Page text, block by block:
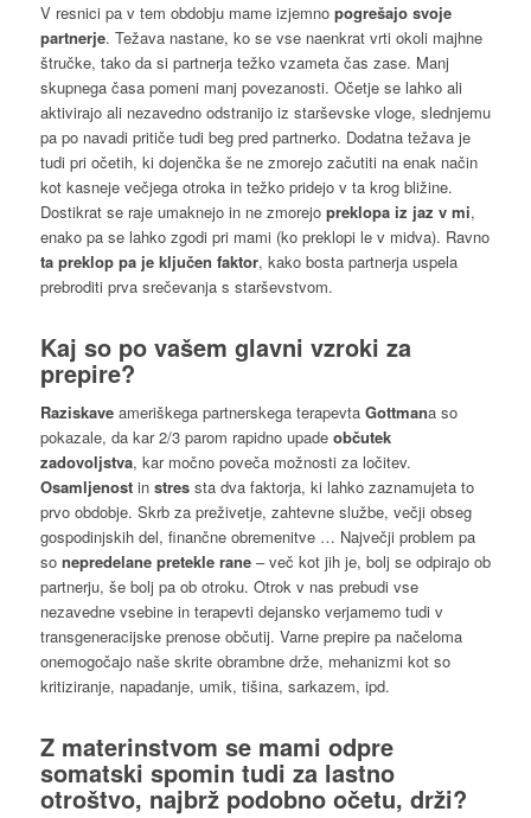
V resnici pa v tem obdobju mame izjemno pogrešajo svoje
partnerje. Težava nastane, ko se vse naenkrat vrti okoli majhne
štručke, tako da si partnerja težko vzameta čas zase. Manj
skupnega časa pomeni manj povezanosti. Očetje se lahko ali
aktivirajo ali nezavedno odstranijo iz starševske vloge, slednjemu
pa po navadi pritiče tudi beg pred partnerko. Dodatna težava je
tudi pri očetih, ki dojenčka še ne zmorejo začutiti na enak način
kot kasneje večjega otroka in težko pridejo v ta krog bližine.
Dostikrat se raje umaknejo in ne zmorejo preklopa iz jaz v mi,
enako pa se lahko zgodi pri mami (ko preklopi le v midva). Ravno
ta preklop pa je ključen faktor, kako bosta partnerja uspela
prebroditi prva srečevanja s starševstvom.
Kaj so po vašem glavni vzroki za
prepire?
Raziskaveameriškega partnerskega terapevta Gottmana so
pokazale, da kar 2/3 parom rapidno upade občutek
zadovoljstva, kar močno poveča možnosti za ločitev.
Osamljenostin stressta dva faktorja, ki lahko zaznamujeta to
prvo obdobje. Skrb za preživetje, zahtevne službe, večji obseg
gospodinjskih del, finančne obremenitve … Največji problem pa
so nepredelane pretekle rane– več kot jih je, bolj se odpirajo ob
partnerju, še bolj pa ob otroku. Otrok v nas prebudi vse
nezavedne vsebine in terapevti dejansko verjamemo tudi v
transgeneracijske prenose občutij. Varne prepire pa načeloma
onemogočajo naše skrite obrambne drže, mehanizmi kot so
kritiziranje, napadanje, umik, tišina, sarkazem, ipd.
Z materinstvom se mami odpre
somatski spomin tudi za lastno
otroštvo, najbrž podobno očetu, drži?